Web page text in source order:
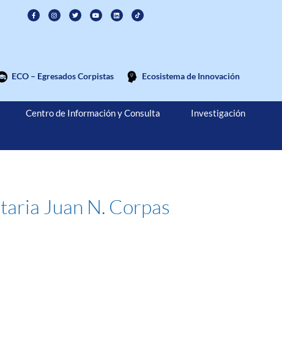
ECO – Egresados Corpistas Ecosistema de Innovación
Centro de Información y Consulta Investigación
Juan N. Corpas